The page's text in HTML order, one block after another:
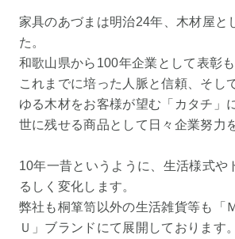
家具のあづまは明治24年、木材屋と
た。
和歌山県から100年企業として表彰も
これまでに培った人脈と信頼、そし
ゆる木材をお客様が望む「カタチ」
世に残せる商品として日々企業努力
10年一昔というように、生活様式や
るしく変化します。
弊社も桐箪笥以外の生活雑貨等も「
Ｕ」ブランドにて展開しております